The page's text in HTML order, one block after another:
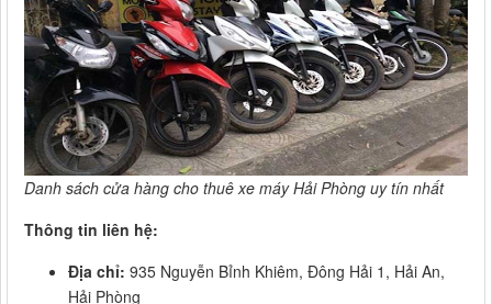
Danh sách cửa hàng cho thuê xe máy Hải Phòng uy tín nhất
Thông tin liên hệ:
Địa chỉ: 935 Nguyễn Bỉnh Khiêm, Đông Hải 1, Hải An,
Hải Phòng